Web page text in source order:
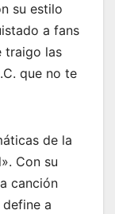
su estilo
a fans
traigo las
que no te
de la
Con su
canción
a